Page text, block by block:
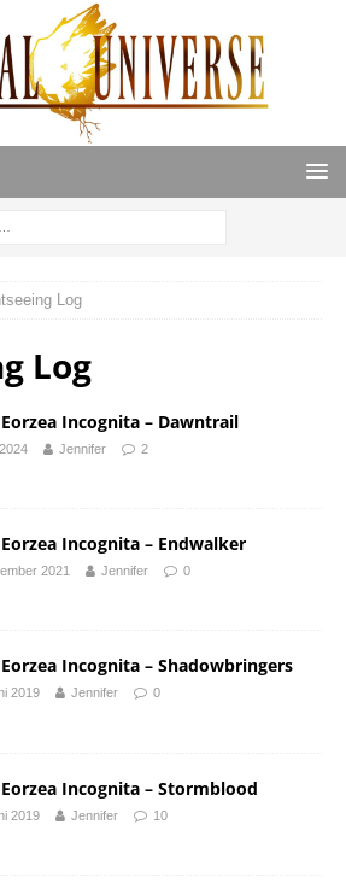
Log
Log
Eorzea Incognita – Dawntrail
Jennifer 2
Eorzea Incognita – Endwalker
2021 Jennifer 0
Eorzea Incognita – Shadowbringers
2019 Jennifer 0
Eorzea Incognita – Stormblood
2019 Jennifer 10